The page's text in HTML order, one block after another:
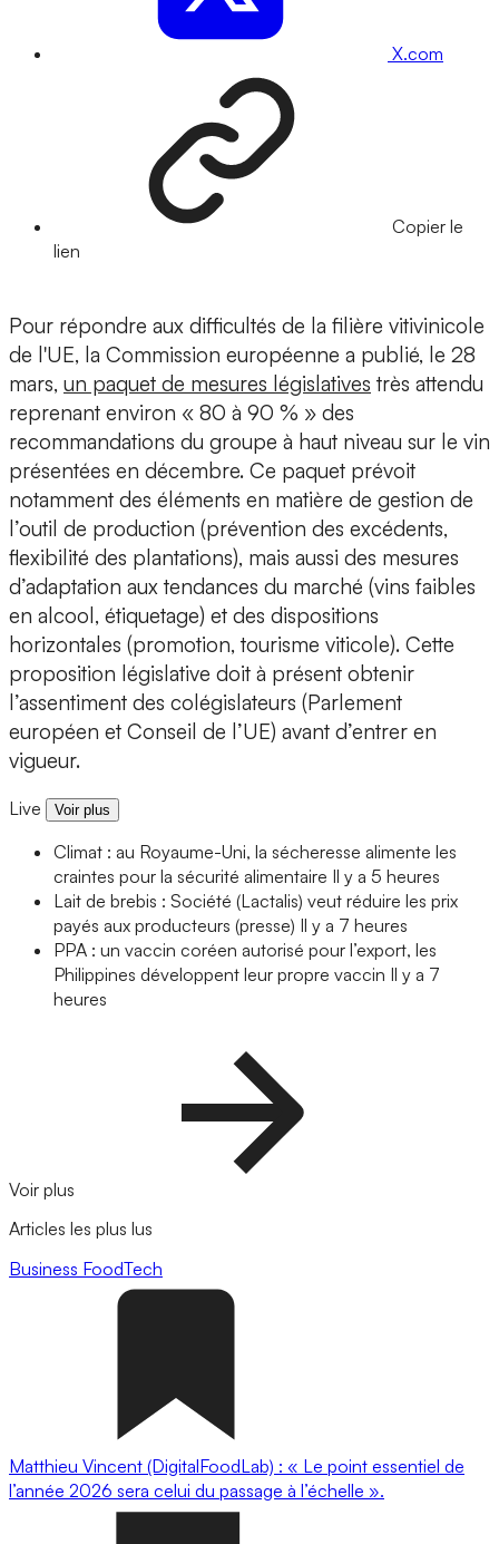
X.com
Copier le
lien
Pour répondre aux difficultés de la filière vitivinicole
de l'UE, la Commission européenne a publié, le 28
mars, un paquet de mesures législatives très attendu
reprenant environ « 80 à 90 % » des
recommandations du groupe à haut niveau sur le vin
présentées en décembre. Ce paquet prévoit
notamment des éléments en matière de gestion de
l’outil de production (prévention des excédents,
flexibilité des plantations), mais aussi des mesures
d’adaptation aux tendances du marché (vins faibles
en alcool, étiquetage) et des dispositions
horizontales (promotion, tourisme viticole). Cette
proposition législative doit à présent obtenir
l’assentiment des colégislateurs (Parlement
européen et Conseil de l’UE) avant d’entrer en
vigueur.
Live Voir plus
Climat : au Royaume-Uni, la sécheresse alimente les
craintes pour la sécurité alimentaire Il y a 5 heures
Lait de brebis : Société (Lactalis) veut réduire les prix
payés aux producteurs (presse) Il y a 7 heures
PPA : un vaccin coréen autorisé pour l’export, les
Philippines développent leur propre vaccin Il y a 7
heures
Voir plus
Articles les plus lus
Business FoodTech
Matthieu Vincent (DigitalFoodLab) : « Le point essentiel de
l’année 2026 sera celui du passage à l’échelle ».